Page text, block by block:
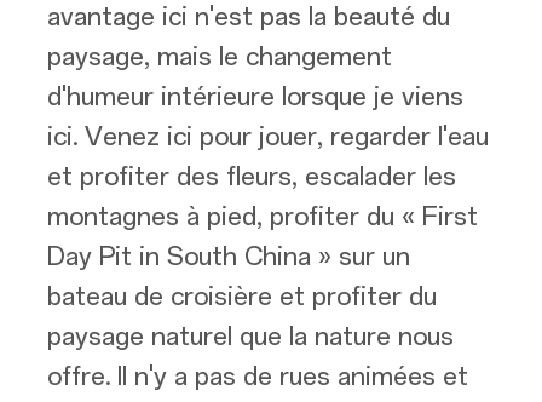
avantage ici n'est pas la beauté du
paysage, mais le changement
d'humeur intérieure lorsque je viens
ici. Venez ici pour jouer, regarder l'eau
et profiter des fleurs, escalader les
montagnes à pied, profiter du « First
Day Pit in South China » sur un
bateau de croisière et profiter du
paysage naturel que la nature nous
offre. Il n'y a pas de rues animées et